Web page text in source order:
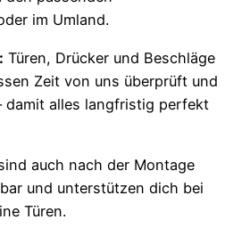
im Umland.
Türen, Drücker und Beschläge
Zeit von uns überprüft und
damit alles langfristig perfekt
auch nach der Montage
und unterstützen dich bei
Türen.